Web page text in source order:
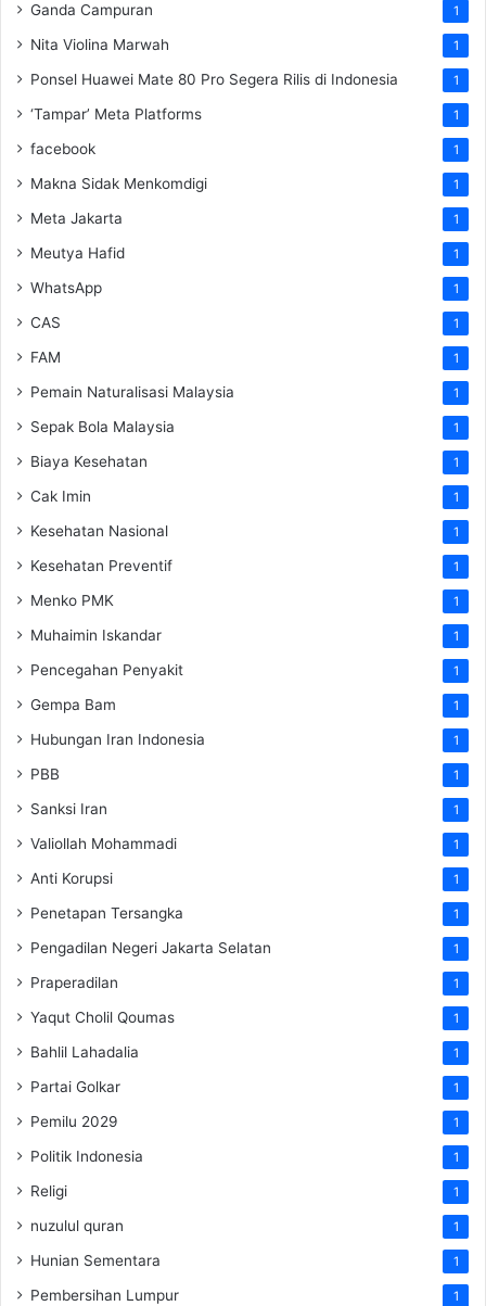
Ganda Campuran 1
Nita Violina Marwah 1
Ponsel Huawei Mate 80 Pro Segera Rilis di Indonesia 1
‘Tampar’ Meta Platforms 1
facebook 1
Makna Sidak Menkomdigi 1
Meta Jakarta 1
Meutya Hafid 1
WhatsApp 1
CAS 1
FAM 1
Pemain Naturalisasi Malaysia 1
Sepak Bola Malaysia 1
Biaya Kesehatan 1
Cak Imin 1
Kesehatan Nasional 1
Kesehatan Preventif 1
Menko PMK 1
Muhaimin Iskandar 1
Pencegahan Penyakit 1
Gempa Bam 1
Hubungan Iran Indonesia 1
PBB 1
Sanksi Iran 1
Valiollah Mohammadi 1
Anti Korupsi 1
Penetapan Tersangka 1
Pengadilan Negeri Jakarta Selatan 1
Praperadilan 1
Yaqut Cholil Qoumas 1
Bahlil Lahadalia 1
Partai Golkar 1
Pemilu 2029 1
Politik Indonesia 1
Religi 1
nuzulul quran 1
Hunian Sementara 1
Pembersihan Lumpur 1